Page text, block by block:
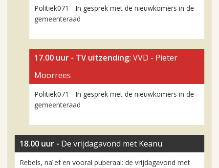
Politiek071 - In gesprek met de nieuwkomers in de
gemeenteraad
17.00 uur - TV uitzending: VVD - Pieter
Moorrees
Politiek071 - In gesprek met de nieuwkomers in de
gemeenteraad
18.00 uur - De vrijdagavond met Keanu
Rebels, naïef en vooral puberaal: de vrijdagavond met